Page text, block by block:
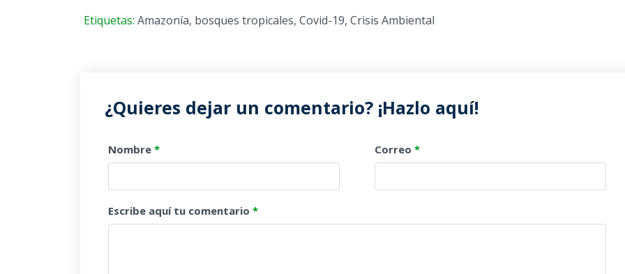
Etiquetas: Amazonía, bosques tropicales, Covid-19, Crisis Ambiental
¿Quieres dejar un comentario? ¡Hazlo aquí!
Nombre * Correo *
Escribe aquí tu comentario *